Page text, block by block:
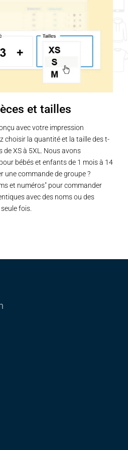
et tailles
avec votre impression
choisir la quantité et la taille des t-
XS à 5XL. Nous avons
bébés et enfants de 1 mois à 14
une commande de groupe ?
et numéros" pour commander
avec des noms ou des
fois.